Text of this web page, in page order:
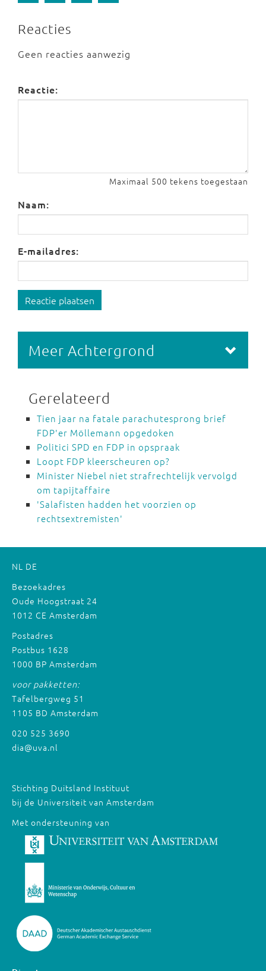
Reacties
Geen reacties aanwezig
Reactie:
Maximaal 500 tekens toegestaan
Naam:
E-mailadres:
Reactie plaatsen
Meer Achtergrond
Gerelateerd
Tien jaar na fatale parachutesprong brief
FDP'er Möllemann opgedoken
Politici SPD en FDP in opspraak
Loopt FDP kleerscheuren op?
Minister Niebel niet strafrechtelijk vervolgd
om tapijtaffaire
'Salafisten hadden het voorzien op
rechtsextremisten'
NL DE
Bezoekadres
Oude Hoogstraat 24
1012 CE Amsterdam
Postadres
Postbus 1628
1000 BP Amsterdam
voor pakketten:
Tafelbergweg 51
1105 BD Amsterdam
020 525 3690
dia@uva.nl
Stichting Duitsland Instituut
bij de Universiteit van Amsterdam
Met ondersteuning van